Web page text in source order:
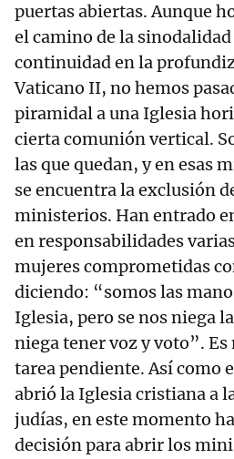
puertas abiertas. Aunque
el camino de la
continuidad en la
Vaticano II, no hemos
piramidal a una Iglesia
cierta comunión vertical.
las que quedan, y en esas
se encuentra la exclusión
ministerios. Han entrado
en responsabilidades
mujeres comprometidas
diciendo: “somos las
Iglesia, pero se nos niega
niega tener voz y voto”. Es
tarea pendiente. Así como
abrió la Iglesia cristiana a
judías, en este momento
decisión para abrir los